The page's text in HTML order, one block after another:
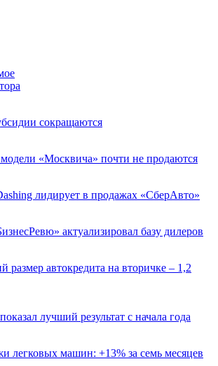
сокращаются
«Москвича» почти не продаются
лидирует в продажах «СберАвто»
актуализировал базу дилеров
размер автокредита на вторичке – 1,2
лучший результат с начала года
легковых машин: +13% за семь месяцев